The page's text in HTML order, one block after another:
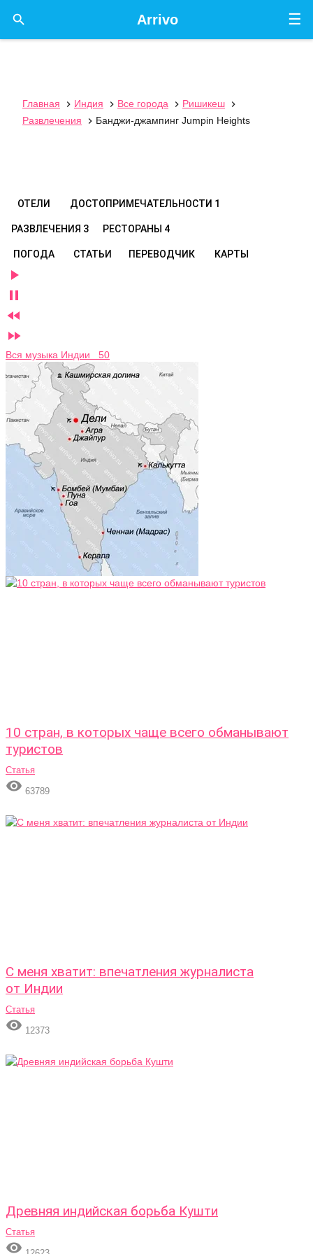
☰
Arrivo

Главная  Индия  Все города  Ришикеш

Развлечения
 Банджи-джампинг Jumpin Heights
ОТЕЛИ ДОСТОПРИМЕЧАТЕЛЬНОСТИ 1
РАЗВЛЕЧЕНИЯ 3 РЕСТОРАНЫ 4
ПОГОДА СТАТЬИ ПЕРЕВОДЧИК КАРТЫ




Вся музыка Индии 50
10 стран, в которых чаще всего обманывают
туристов
Статья
 63789
С меня хватит: впечатления журналиста
от Индии
Статья
 12373
Древняя индийская борьба Кушти
Статья
